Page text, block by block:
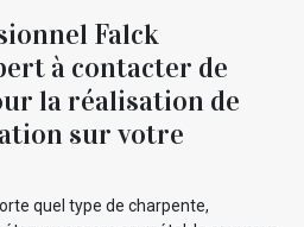
Falck
à contacter de
la réalisation de
sur votre
quel type de charpente,